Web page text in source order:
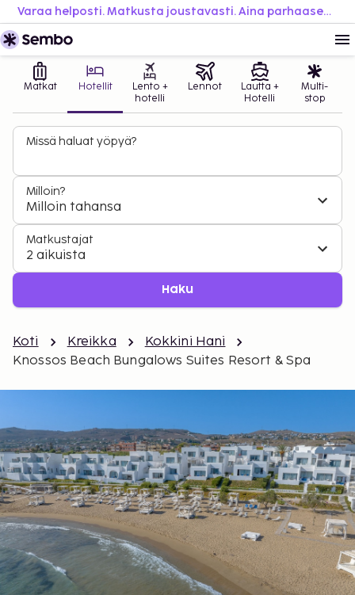
Varaa helposti. Matkusta joustavasti. Aina parhaaseen hintaan.
Matkat Hotellit
Lento +
hotelli
Lennot
Lautta +
Hotelli
Multi-
stop
Missä haluat yöpyä?
Milloin?
Milloin tahansa
Matkustajat
2 aikuista
Haku
Koti Kreikka
Kokkini Hani
Knossos Beach Bungalows Suites Resort & Spa